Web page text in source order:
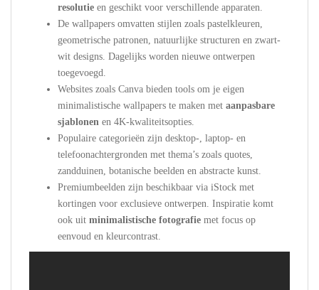
resolutie en geschikt voor verschillende apparaten.
De wallpapers omvatten stijlen zoals pastelkleuren,
geometrische patronen, natuurlijke structuren en zwart-
wit designs. Dagelijks worden nieuwe ontwerpen
toegevoegd.
Websites zoals Canva bieden tools om je eigen
minimalistische wallpapers te maken met aanpasbare
sjablonen en 4K-kwaliteitsopties.
Populaire categorieën zijn desktop-, laptop- en
telefoonachtergronden met thema’s zoals quotes,
zandduinen, botanische beelden en abstracte kunst.
Premiumbeelden zijn beschikbaar via iStock met
kortingen voor exclusieve ontwerpen. Inspiratie komt
ook uit minimalistische fotografie met focus op
eenvoud en kleurcontrast.